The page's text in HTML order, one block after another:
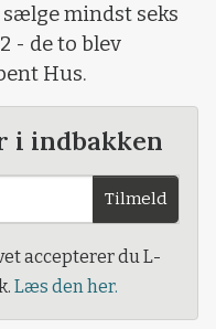
mindst seks
- de to blev
Hus.
i indbakken
Tilmeld
accepterer du L-
Læs den her.